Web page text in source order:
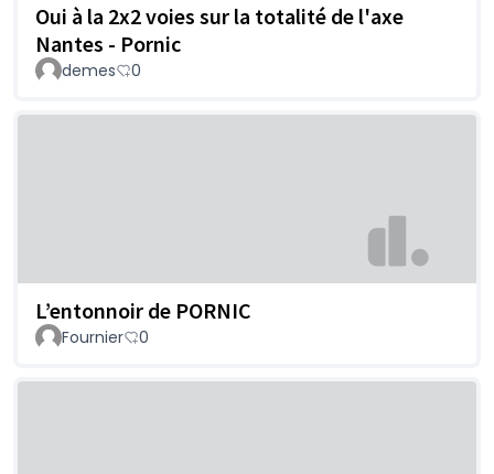
Oui à la 2x2 voies sur la totalité de l'axe
Nantes - Pornic
demes 0
L’entonnoir de PORNIC
Fournier 0